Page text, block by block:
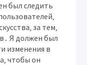
был следить
за тем‚
Я должен был
изменения в
чтобы он